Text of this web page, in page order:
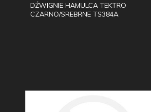
DŹWIGNIE HAMULCA TEKTRO
CZARNO/SREBRNE TS384A